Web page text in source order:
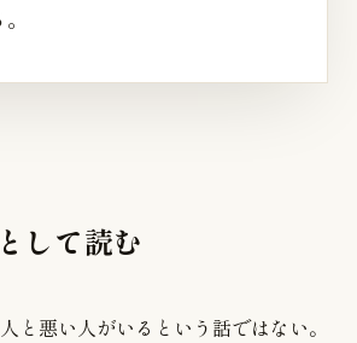
して読む
と悪い人がいるという話ではない。